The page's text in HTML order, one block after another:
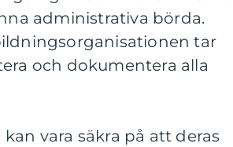
administrativa börda.
tar
och dokumentera alla
vara säkra på att deras